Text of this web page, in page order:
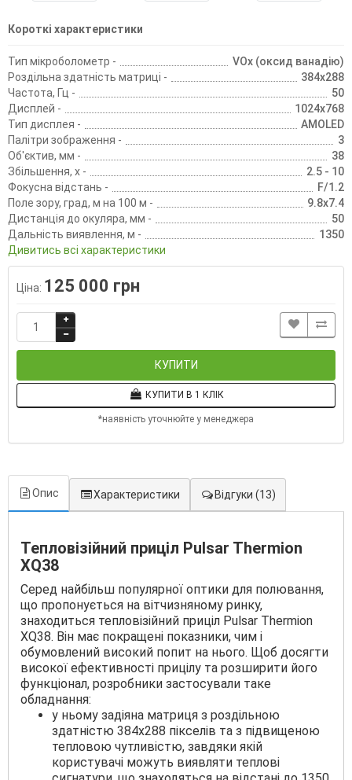
Короткі характеристики
Тип мікроболометр -
VOx (оксид ванадію)
Роздільна здатність матриці -
384x288
Частота, Гц -
50
Дисплей -
1024x768
Тип дисплея -
AMOLED
Палітри зображення -
3
Об'єктив, мм -
38
Збільшення, х -
2.5 - 10
Фокусна відстань -
F/1.2
Поле зору, град, м на 100 м -
9.8x7.4
Дистанція до окуляра, мм -
50
Дальність виявлення, м -
1350
Дивитись всі характеристики
Ціна: 125 000 грн
КУПИТИ
КУПИТИ В 1 КЛІК
*наявність уточнюйте у менеджера
Опис Характеристики Відгуки (13)
Тепловізійний приціл Pulsar Thermion
XQ38
Серед найбільш популярної оптики для полювання,
що пропонується на вітчизняному ринку,
знаходиться тепловізійний приціл Pulsar Thermion
XQ38. Він має покращені показники, чим і
обумовлений високий попит на нього. Щоб досягти
високої ефективності прицілу та розширити його
функціонал, розробники застосували таке
обладнання:
у ньому задіяна матриця з роздільною
здатністю 384х288 пікселів та з підвищеною
тепловою чутливістю, завдяки якій
користувачі можуть виявляти теплові